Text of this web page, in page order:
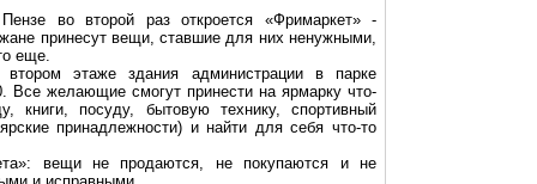
во второй раз откроется «Фримаркет» -
принесут вещи, ставшие для них ненужными,
еще.
этаже здания администрации в парке
Все желающие смогут принести на ярмарку что-
книги, посуду, бытовую технику, спортивный
принадлежности) и найти для себя что-то
»: вещи не продаются, не покупаются и не